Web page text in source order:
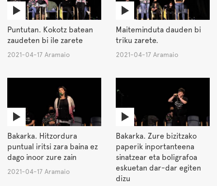
Puntutan. Kokotz batean
zaudeten bi ile zarete
2021-04-17 Aramaio
Maiteminduta dauden bi
triku zarete.
2021-04-17 Aramaio
Bakarka. Hitzordura
puntual iritsi zara baina ez
dago inoor zure zain
2021-04-17 Aramaio
Bakarka. Zure bizitzako
paperik inportanteena
sinatzear eta boligrafoa
eskuetan dar-dar egiten
dizu